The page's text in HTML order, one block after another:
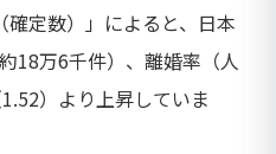
確定数）」によると、日本
18万6千件）、離婚率（人
）より上昇していま